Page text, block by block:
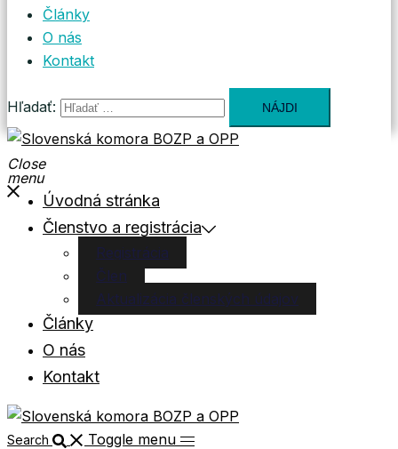
Články
O nás
Kontakt
Hľadať:
Close
menu
Úvodná stránka
Členstvo a registrácia
Registrácia
Člen
Aktualizácia členských údajov
Články
O nás
Kontakt
Search
Toggle menu